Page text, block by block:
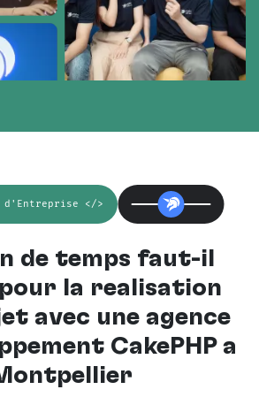
d'Entreprise </>
de temps faut-il
la réalisation
avec une agence
CakePHP à